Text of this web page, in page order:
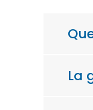
La